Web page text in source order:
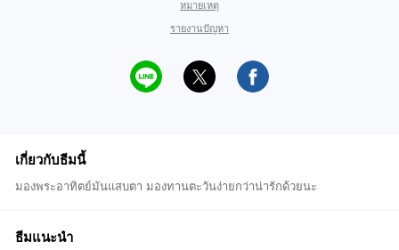
หมายเหตุ
รายงานปัญหา
เกี่ยวกับธีมนี้
มองพระอาทิตย์มันแสบตา มองทานตะวันง่ายกว่าน่ารักด้วยนะ
ธีมแนะนำ